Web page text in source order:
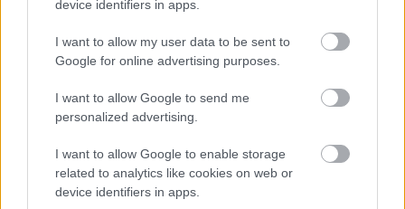
device identifiers in apps.
I want to allow my user data to be sent to
Google for online advertising purposes.
I want to allow Google to send me
personalized advertising.
I want to allow Google to enable storage
related to analytics like cookies on web or
device identifiers in apps.
συνειδητή και ειλικρινή προσπάθεια. Αυτή την
προσπάθεια καλείστε να καταθέσετε και τώρα.
Σε αυτή τη διαδρομή δεν είστε μόνες και μόνοι.
Οι οικογένειές σας, οι καθηγητές σας και τα
Ενήλικα Στελέχη είμαστε δίπλα σας. Άνθρωποι
το χέρι και να σας στηρίξουν σε κάθε δυσκολία,
απλόχερα. Είμαστε ήδη περήφανοι για εσάς!